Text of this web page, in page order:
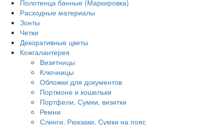
Полотенца банные (Маркировка)
Расходные материалы
Зонты
Четки
Декоративные цветы
Кожгалантерея
Визитницы
Ключницы
Обложки для документов
Портмоне и кошельки
Портфели, Сумки, визитки
Ремни
Слинги, Рюкзаки, Сумки на пояс